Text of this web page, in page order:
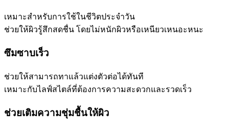
เหมาะสำหรับการใช้ในชีวิตประจำวัน
ช่วยให้ผิวรู้สึกสดชื่น โดยไม่หนักผิวหรือเหนียวเหนอะหนะ
ซึมซาบเร็ว
ช่วยให้สามารถทาแล้วแต่งตัวต่อได้ทันที
เหมาะกับไลฟ์สไตล์ที่ต้องการความสะดวกและรวดเร็ว
ช่วยเติมความชุ่มชื้นให้ผิว